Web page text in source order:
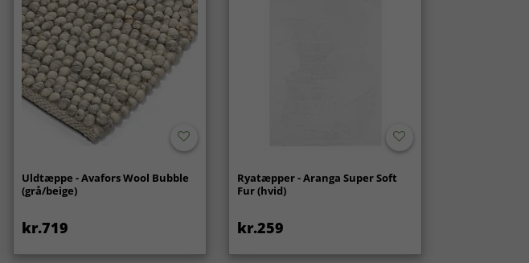
Uldtæppe - Avafors Wool Bubble
(grå/beige)
kr.719
Ryatæpper - Aranga Super Soft
Fur (hvid)
kr.259